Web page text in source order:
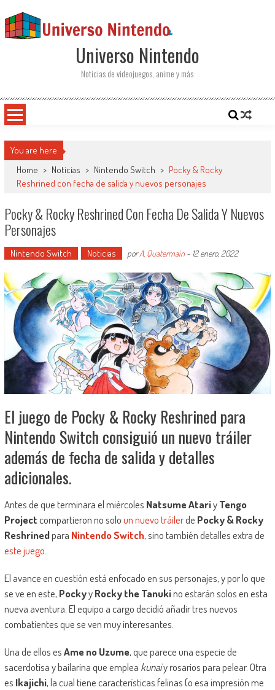
Universo Nintendo
Noticias de videojuegos, anime y más
You are here
Home > Noticias > Nintendo Switch > Pocky & Rocky
Reshrined con fecha de salida y nuevos personajes
Pocky & Rocky Reshrined Con Fecha De Salida Y Nuevos
Personajes
Nintendo Switch Noticias porA. Quatermain- 12 enero, 2022
El juego de Pocky & Rocky Reshrined para
Nintendo Switch consiguió un nuevo tráiler
además de fecha de salida y detalles
adicionales.
Antes de que terminara el miércoles Natsume AtariyTengo
Projectcompartieron no soloun nuevo tráilerde Pocky & Rocky
Reshrinedpara Nintendo Switch, sino también detalles extra de
este juego
El avance en cuestión está enfocado en sus personajes, y por lo que
se ve en este, PockyyRocky the Tanukino estarán solos en esta
nueva aventura. El equipo a cargo decidió añadir tres nuevos
combatientes que se ven muy interesantes.
Una de ellos esAme no Uzume, que parece una especie de
sacerdotisa y bailarina que emplea kunaiy rosarios para pelear. Otra
es Ikajichi, la cual tiene características felinas (o esa impresión me